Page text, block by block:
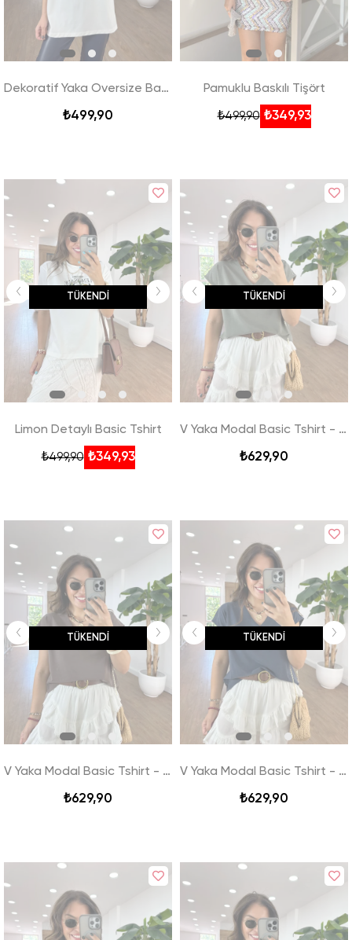
Dekoratif Yaka Oversize Basic Tshirt - Ekru
₺499,90
Pamuklu Baskılı Tişört
₺349,93
₺499,90
TÜKENDI
Limon Detaylı Basic Tshirt
₺349,93
₺499,90
TÜKENDI
V Yaka Modal Basic Tshirt - Haki
₺629,90
TÜKENDI
V Yaka Modal Basic Tshirt - Kahverengi
₺629,90
TÜKENDI
V Yaka Modal Basic Tshirt - Lacivert
₺629,90